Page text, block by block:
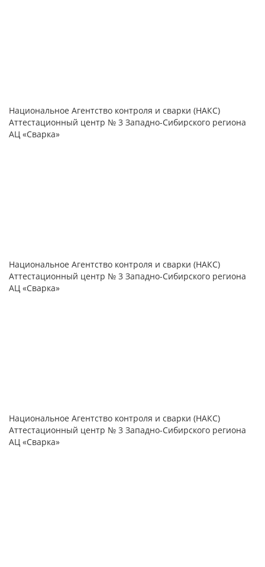
Национальное Агентство контроля и сварки (НАКС)
Аттестационный центр № 3 Западно-Сибирского региона
АЦ «Сварка»
Национальное Агентство контроля и сварки (НАКС)
Аттестационный центр № 3 Западно-Сибирского региона
АЦ «Сварка»
Национальное Агентство контроля и сварки (НАКС)
Аттестационный центр № 3 Западно-Сибирского региона
АЦ «Сварка»